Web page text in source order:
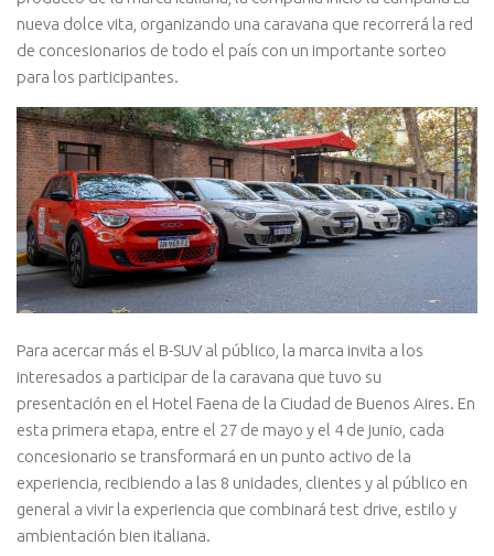
nueva dolce vita, organizando una caravana que recorrerá la red
de concesionarios de todo el país con un importante sorteo
para los participantes.
Para acercar más el B-SUV al público, la marca invita a los
interesados a participar de la caravana que tuvo su
presentación en el Hotel Faena de la Ciudad de Buenos Aires. En
esta primera etapa, entre el 27 de mayo y el 4 de junio, cada
concesionario se transformará en un punto activo de la
experiencia, recibiendo a las 8 unidades, clientes y al público en
general a vivir la experiencia que combinará test drive, estilo y
ambientación bien italiana.